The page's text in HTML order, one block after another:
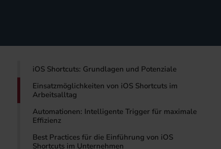
iOS Shortcuts: Grundlagen und Potenziale
Einsatzmöglichkeiten von iOS Shortcuts im
Arbeitsalltag
Automationen: Intelligente Trigger für maximale
Effizienz
Best Practices für die Einführung von iOS
Shortcuts im Unternehmen